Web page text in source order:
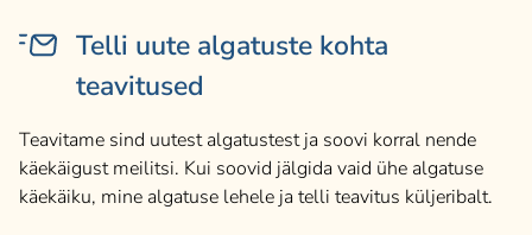
Telli uute algatuste kohta
teavitused
Teavitame sind uutest algatustest ja soovi korral nende
käekäigust meilitsi. Kui soovid jälgida vaid ühe algatuse
käekäiku, mine algatuse lehele ja telli teavitus küljeribalt.